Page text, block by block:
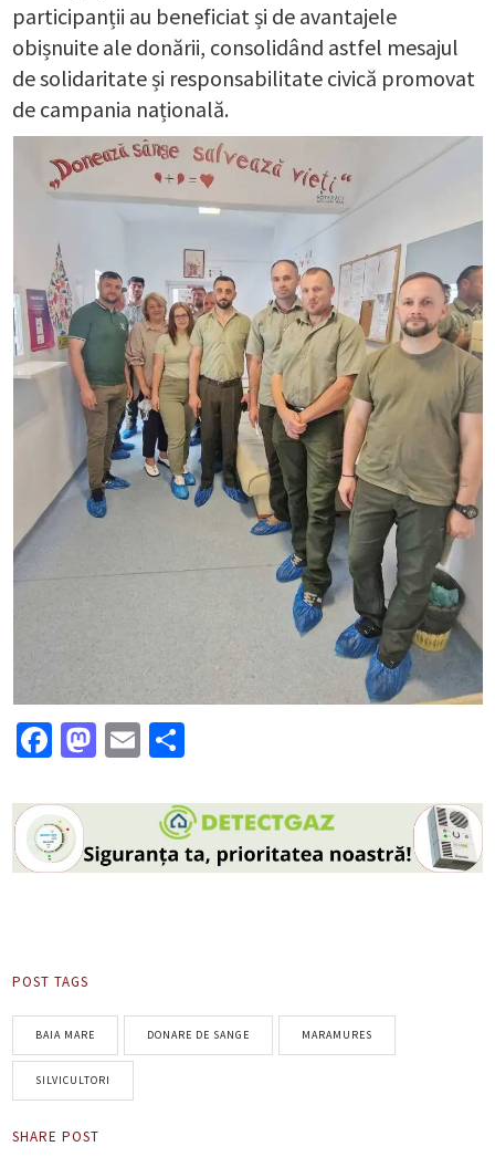
participanții au beneficiat și de avantajele
obișnuite ale donării, consolidând astfel mesajul
de solidaritate și responsabilitate civică promovat
de campania națională.
Facebook
Mastodon
Email
POST TAGS
BAIA MARE DONARE DE SANGE MARAMURES
SILVICULTORI
SHARE POST